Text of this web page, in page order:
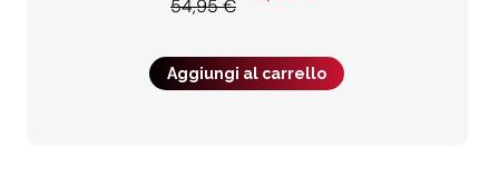
54,95€
Aggiungi al carrello